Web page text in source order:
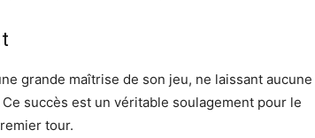
grande maîtrise de son jeu, ne laissant aucune
succès est un véritable soulagement pour le
tour.